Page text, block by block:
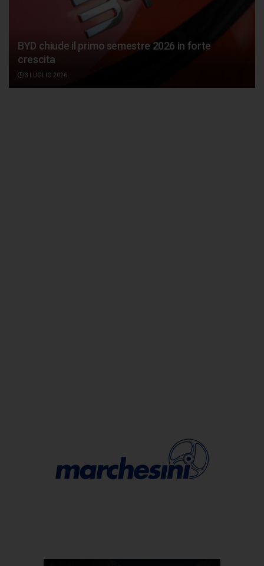
BYD chiude il primo semestre 2026 in forte
crescita
3 LUGLIO 2026